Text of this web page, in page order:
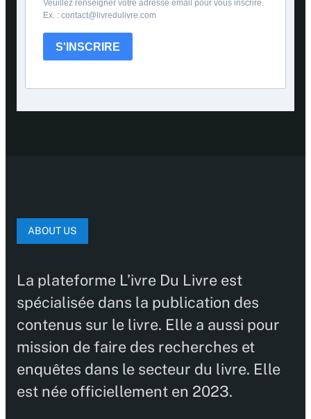
Veuillez renseigner votre adresse email pour vous inscrire.
Ex. : contact@livredulivre.com
S'INSCRIRE
ABOUT US
La plateforme L’ivre Du Livre est
spécialisée dans la publication des
contenus sur le livre. Elle a aussi pour
mission de faire des recherches et
enquêtes dans le secteur du livre. Elle
est née officiellement en 2023.